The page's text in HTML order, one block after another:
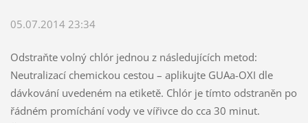
05.07.2014 23:34
Odstraňte volný chlór jednou z následujících metod:
Neutralizací chemickou cestou – aplikujte GUAa-OXI dle
dávkování uvedeném na etiketě. Chlór je tímto odstraněn po
řádném promíchání vody ve vířivce do cca 30 minut.